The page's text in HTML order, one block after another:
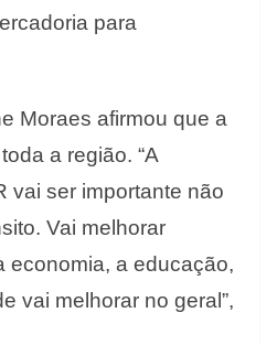
para
Moraes afirmou que a
a região. “A
vai ser importante não
Vai melhorar
economia, a educação,
vai melhorar no geral”,